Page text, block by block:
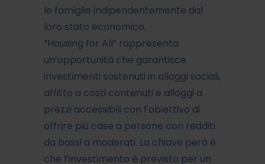
le famiglie indipendentemente dal
loro stato economico.
“Housing for All” rappresenta
un’opportunità che garantisce
investimenti sostenuti in alloggi sociali,
affitto a costi contenuti e alloggi a
prezzi accessibili con l’obiettivo di
offrire più case a persone con redditi
da bassi a moderati. La chiave però è
che l’investimento è previsto per un